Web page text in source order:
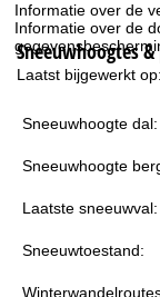
Informatie over de
Informatie over de
g
i
n
a
Sneeuwhoogtes
Laatst bijgewerkt
Sneeuwhoogte dal:
Sneeuwhoogte
Laatste sneeuwval:
Sneeuwtoestand: